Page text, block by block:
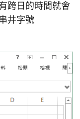
跨日的時間就會
井字號